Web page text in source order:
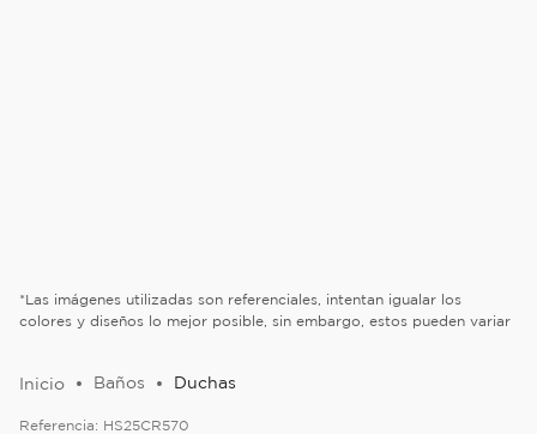
*Las imágenes utilizadas son referenciales, intentan igualar los
colores y diseños lo mejor posible, sin embargo, estos pueden variar
Baños Duchas
Referencia: HS25CR570